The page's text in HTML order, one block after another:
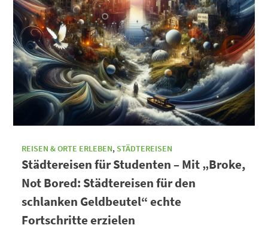
REISEN & ORTE ERLEBEN, STÄDTEREISEN
Städtereisen für Studenten – Mit „Broke,
Not Bored: Städtereisen für den
schlanken Geldbeutel“ echte
Fortschritte erzielen